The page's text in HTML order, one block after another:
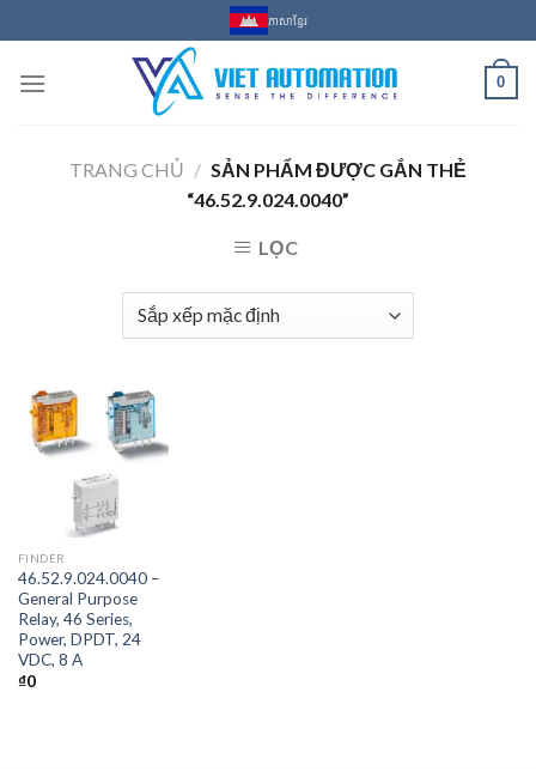
to
content
ភាសាខ្មែរ
0
TRANG CHỦ / SẢN PHẨM ĐƯỢC GẮN THẺ
“46.52.9.024.0040”
LỌC
FINDER
46.52.9.024.0040 –
General Purpose
Relay, 46 Series,
Power, DPDT, 24
VDC, 8 A
₫0